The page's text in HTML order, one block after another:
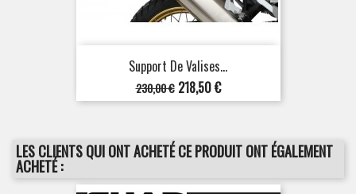
Support De Valises...
Prix
de
230,00 € Prix
218,50 €
LES CLIENTS QUI ONT ACHETÉ CE PRODUIT ONT ÉGALEMENT
ACHETÉ :